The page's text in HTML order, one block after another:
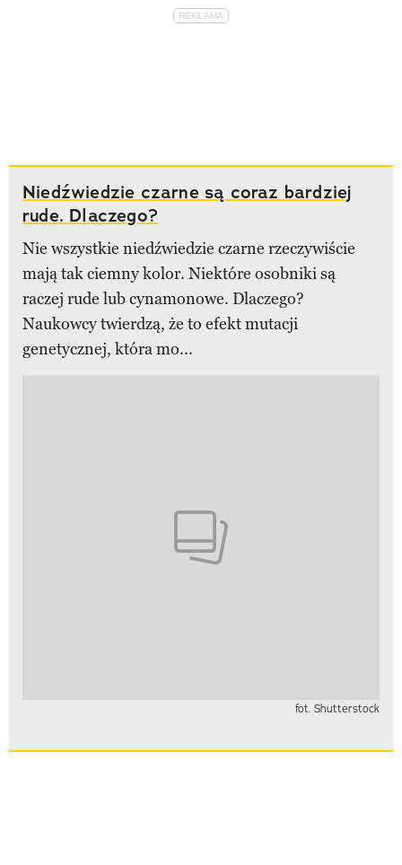
Niedźwiedzie czarne są coraz bardziej
rude. Dlaczego?
Nie wszystkie niedźwiedzie czarne rzeczywiście
mają tak ciemny kolor. Niektóre osobniki są
raczej rude lub cynamonowe. Dlaczego?
Naukowcy twierdzą, że to efekt mutacji
genetycznej, która mo...
fot. Shutterstock